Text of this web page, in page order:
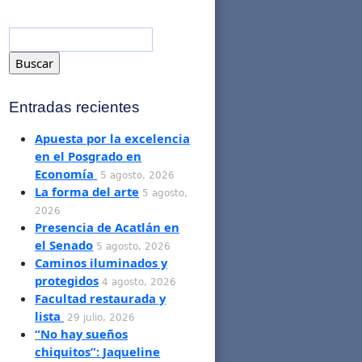
Entradas recientes
Apuesta por la excelencia
en el Posgrado en
Economía
5 agosto, 2026
La forma del arte 5 agosto,
2026
Presencia de Acatlán en
el Senado 5 agosto, 2026
Caminos iluminados y
protegidos 4 agosto, 2026
Facultad restaurada y
lista
29 julio, 2026
“No hay sueños
chiquitos”: Jaqueline